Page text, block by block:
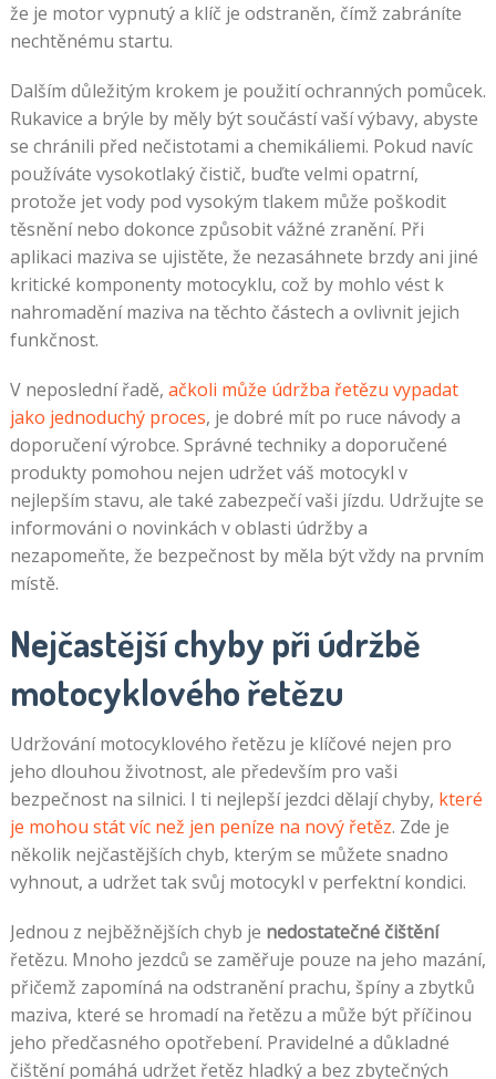
že je motor vypnutý a klíč je odstraněn, čímž zabráníte
nechtěnému startu.
Dalším důležitým krokem je použití ochranných pomůcek.
Rukavice a brýle by měly být součástí vaší výbavy, abyste
se chránili před nečistotami a chemikáliemi. Pokud navíc
používáte vysokotlaký čistič, buďte velmi opatrní,
protože jet vody pod vysokým tlakem může poškodit
těsnění nebo dokonce způsobit vážné zranění. Při
aplikaci maziva se ujistěte, že nezasáhnete brzdy ani jiné
kritické komponenty motocyklu, což by mohlo vést k
nahromadění maziva na těchto částech a ovlivnit jejich
funkčnost.
V neposlední řadě, ačkoli může údržba řetězu vypadat
jako jednoduchý proces, je dobré mít po ruce návody a
doporučení výrobce. Správné techniky a doporučené
produkty pomohou nejen udržet váš motocykl v
nejlepším stavu, ale také zabezpečí vaši jízdu. Udržujte se
informováni o novinkách v oblasti údržby a
nezapomeňte, že bezpečnost by měla být vždy na prvním
místě.
Nejčastější chyby při údržbě
motocyklového řetězu
Udržování motocyklového řetězu je klíčové nejen pro
jeho dlouhou životnost, ale především pro vaši
bezpečnost na silnici. I ti nejlepší jezdci dělají chyby, které
je mohou stát víc než jen peníze na nový řetěz. Zde je
několik nejčastějších chyb, kterým se můžete snadno
vyhnout, a udržet tak svůj motocykl v perfektní kondici.
Jednou z nejběžnějších chyb je nedostatečné čištění
řetězu. Mnoho jezdců se zaměřuje pouze na jeho mazání,
přičemž zapomíná na odstranění prachu, špíny a zbytků
maziva, které se hromadí na řetězu a může být příčinou
jeho předčasného opotřebení. Pravidelné a důkladné
čištění pomáhá udržet řetěz hladký a bez zbytečných